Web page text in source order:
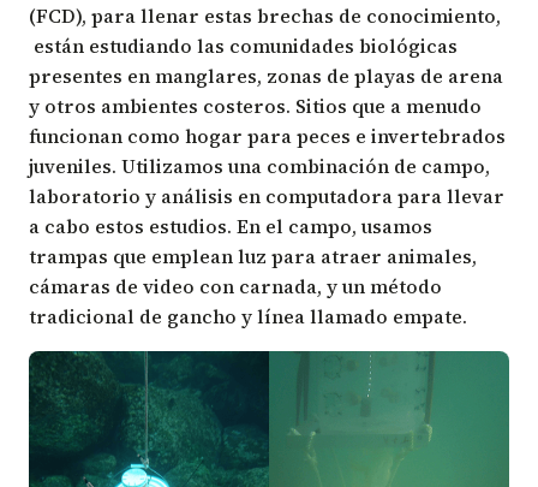
(FCD), para llenar estas brechas de conocimiento,
están estudiando las comunidades biológicas
presentes en manglares, zonas de playas de arena
y otros ambientes costeros. Sitios que a menudo
funcionan como hogar para peces e invertebrados
juveniles. Utilizamos una combinación de campo,
laboratorio y análisis en computadora para llevar
a cabo estos estudios. En el campo, usamos
trampas que emplean luz para atraer animales,
cámaras de video con carnada, y un método
tradicional de gancho y línea llamado empate.